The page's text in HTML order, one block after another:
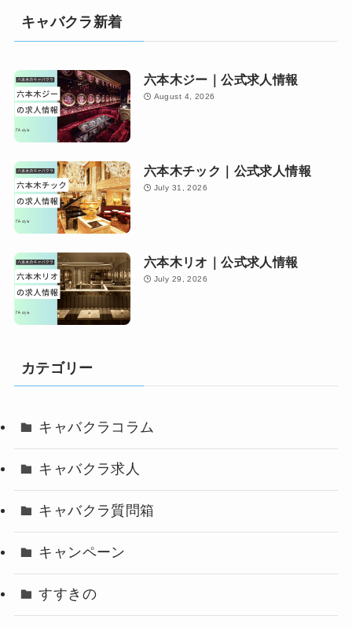
キャバクラ新着
六本木ジー｜公式求人情報
August 4, 2026
六本木チック｜公式求人情報
July 31, 2026
六本木リオ｜公式求人情報
July 29, 2026
カテゴリー
キャバクラコラム
キャバクラ求人
キャバクラ質問箱
キャンペーン
すすきの